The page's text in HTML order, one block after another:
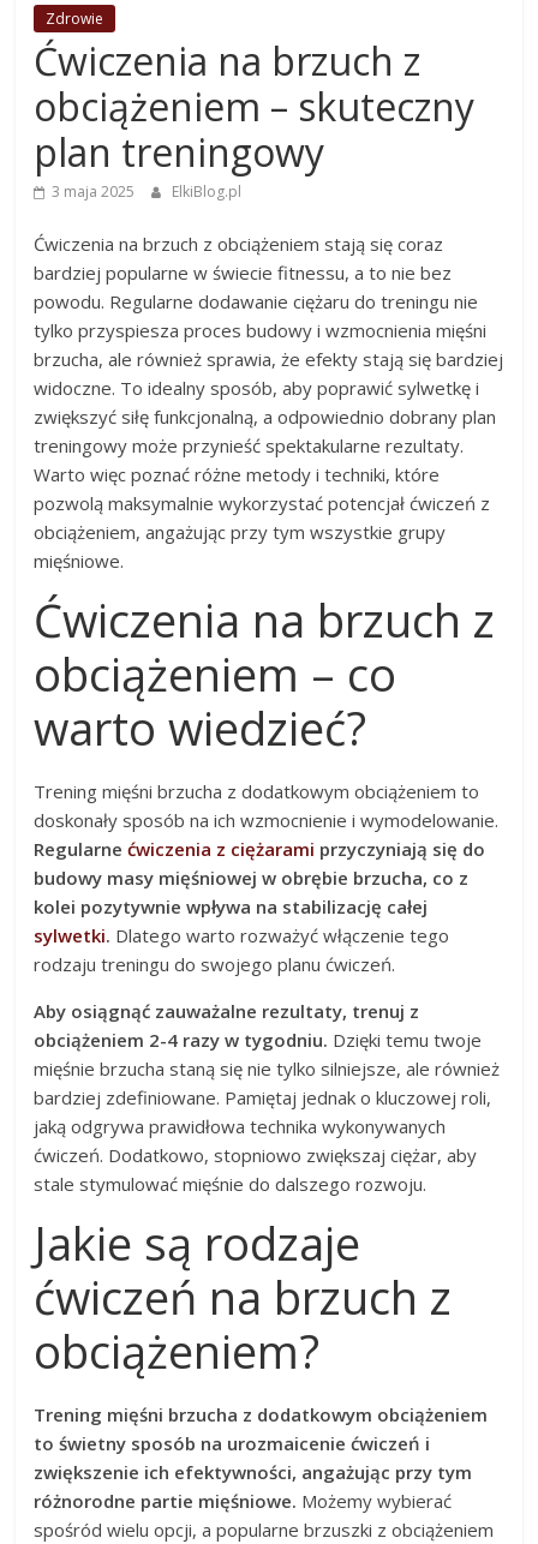
Zdrowie
Ćwiczenia na brzuch z
obciążeniem – skuteczny
plan treningowy
3 maja 2025 ElkiBlog.pl
Ćwiczenia na brzuch z obciążeniem stają się coraz
bardziej popularne w świecie fitnessu, a to nie bez
powodu. Regularne dodawanie ciężaru do treningu nie
tylko przyspiesza proces budowy i wzmocnienia mięśni
brzucha, ale również sprawia, że efekty stają się bardziej
widoczne. To idealny sposób, aby poprawić sylwetkę i
zwiększyć siłę funkcjonalną, a odpowiednio dobrany plan
treningowy może przynieść spektakularne rezultaty.
Warto więc poznać różne metody i techniki, które
pozwolą maksymalnie wykorzystać potencjał ćwiczeń z
obciążeniem, angażując przy tym wszystkie grupy
mięśniowe.
Ćwiczenia na brzuch z
obciążeniem – co
warto wiedzieć?
Trening mięśni brzucha z dodatkowym obciążeniem to
doskonały sposób na ich wzmocnienie i wymodelowanie.
Regularnećwiczenia z ciężarami przyczyniają się do
budowy masy mięśniowej w obrębie brzucha, co z
kolei pozytywnie wpływa na stabilizację całej
sylwetki. Dlatego warto rozważyć włączenie tego
rodzaju treningu do swojego planu ćwiczeń.
Aby osiągnąć zauważalne rezultaty, trenuj z
obciążeniem 2-4 razy w tygodniu. Dzięki temu twoje
mięśnie brzucha staną się nie tylko silniejsze, ale również
bardziej zdefiniowane. Pamiętaj jednak o kluczowej roli,
jaką odgrywa prawidłowa technika wykonywanych
ćwiczeń. Dodatkowo, stopniowo zwiększaj ciężar, aby
stale stymulować mięśnie do dalszego rozwoju.
Jakie są rodzaje
ćwiczeń na brzuch z
obciążeniem?
Trening mięśni brzucha z dodatkowym obciążeniem
to świetny sposób na urozmaicenie ćwiczeń i
zwiększenie ich efektywności, angażując przy tym
różnorodne partie mięśniowe. Możemy wybierać
spośród wielu opcji, a popularne brzuszki z obciążeniem